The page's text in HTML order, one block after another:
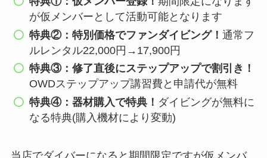
が仮メンバーとして活動可能となります
特典②：特別価格でファンダイビング！通常フ
ルレンタル22,000円→17,900円
特典③：修了直後にステップアップで割引き！
OWDステップアップ講習費と申請代が無料
特典④：器材購入で特典！ ダイビングが無料に
なる特典(購入機材により変動)